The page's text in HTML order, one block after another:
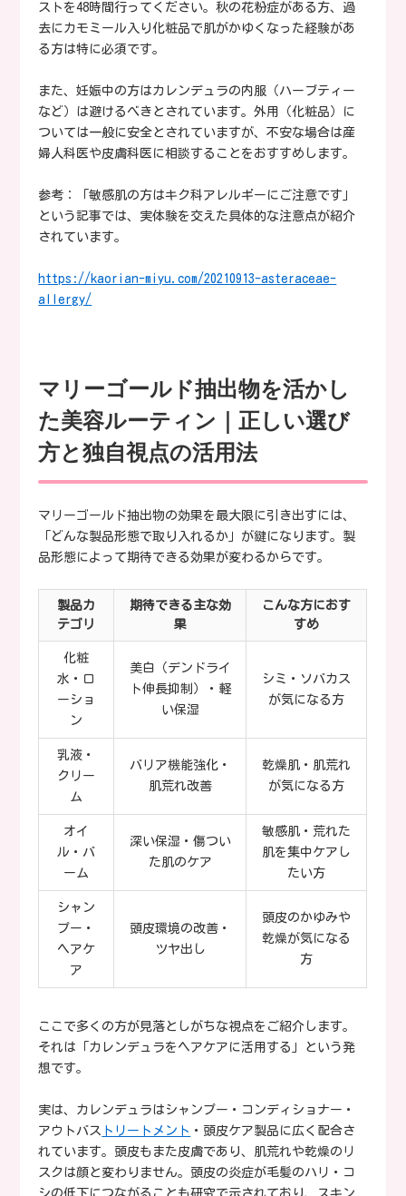
ストを48時間行ってください。秋の花粉症がある方、過
去にカモミール入り化粧品で肌がかゆくなった経験があ
る方は特に必須です。
また、妊娠中の方はカレンデュラの内服（ハーブティー
など）は避けるべきとされています。外用（化粧品）に
ついては一般に安全とされていますが、不安な場合は産
婦人科医や皮膚科医に相談することをおすすめします。
参考：「敏感肌の方はキク科アレルギーにご注意です」
という記事では、実体験を交えた具体的な注意点が紹介
されています。
https://kaorian-miyu.com/20210913-asteraceae-
allergy/
マリーゴールド抽出物を活かし
た美容ルーティン｜正しい選び
方と独自視点の活用法
マリーゴールド抽出物の効果を最大限に引き出すには、
「どんな製品形態で取り入れるか」が鍵になります。製
品形態によって期待できる効果が変わるからです。
製品カ
テゴリ
期待できる主な効
果
こんな方におす
すめ
化粧
水・ロ
ーショ
ン
美白（デンドライ
ト伸長抑制）・軽
い保湿
シミ・ソバカス
が気になる方
乳液・
クリー
ム
バリア機能強化・
肌荒れ改善
乾燥肌・肌荒れ
が気になる方
オイ
ル・バ
ーム
深い保湿・傷つい
た肌のケア
敏感肌・荒れた
肌を集中ケアし
たい方
シャン
プー・
ヘアケ
ア
頭皮環境の改善・
ツヤ出し
頭皮のかゆみや
乾燥が気になる
方
ここで多くの方が見落としがちな視点をご紹介します。
それは「カレンデュラをヘアケアに活用する」という発
想です。
実は、カレンデュラはシャンプー・コンディショナー・
アウトバス トリートメント ・頭皮ケア製品に広く配合さ
れています。頭皮もまた皮膚であり、肌荒れや乾燥のリ
スクは顔と変わりません。頭皮の炎症が毛髪のハリ・コ
シの低下につながることも研究で示されており、スキン